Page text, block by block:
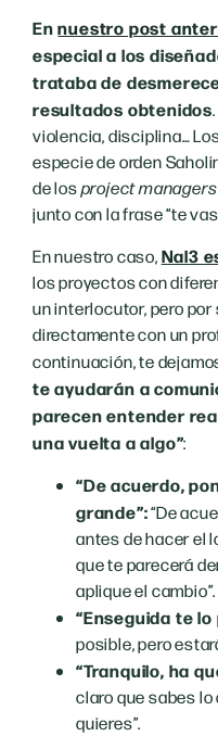
Ennuestro post
especial a los
trataba de
resultados obtenidos
violencia, disciplina…
especie de orden
de losproject
junto con la frase “te vas
En nuestro caso,Nal3
los proyectos con
un interlocutor, pero
directamente con un
continuación, te
te ayudarán a
parecen entender
una vuelta a algo”:
“De acuerdo,
grande”:“De
antes de hacer el
que te parecerá
aplique el cambio”.
“Enseguida te lo
posible, pero
“Tranquilo, ha
claro que sabes lo
quieres”.